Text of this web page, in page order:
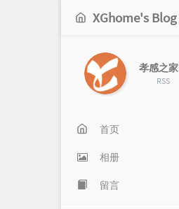
XGhome's Blog
孝感之家
RSS
首页
相册
留言